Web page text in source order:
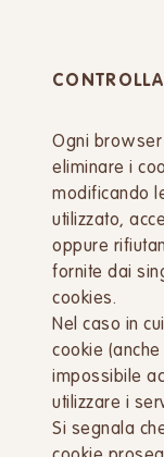
Ogni
eliminare i
modificando
utilizzato,
oppure
fornite dai
cookies.
Nel caso in
cookie
impossibile
utilizzare i
Si segnala